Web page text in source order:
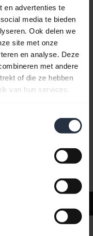
en advertenties te
media te bieden
Ook delen we
site met onze
en analyse. Deze
met andere
of die ze hebben
van hun services.